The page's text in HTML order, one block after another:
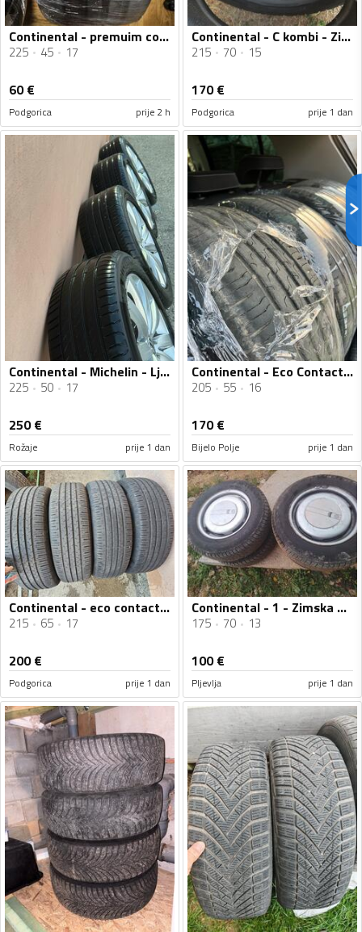
Continental - premuim contact 6 i 7 - Ljetnja guma
225 45 17
60€
Podgorica prije 2 h
Continental - C kombi - Zimska guma
215 70 15
170€
Podgorica prije 1 dan
Continental - Michelin - Ljetnja guma
225 50 17
250€
Rožaje prije 1 dan
Continental - Eco Contact 6 - Ljetnja guma
205 55 16
170€
Bijelo Polje prije 1 dan
Continental - eco contact 6 - Ljetnja guma
215 65 17
200€
Podgorica prije 1 dan
Continental - 1 - Zimska guma
175 70 13
100€
Pljevlja prije 1 dan